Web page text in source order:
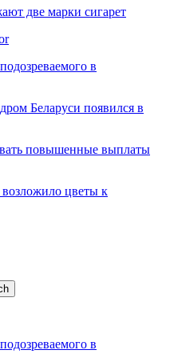
две марки сигарет
в
Беларуси появился в
повышенные выплаты
цветы к
в